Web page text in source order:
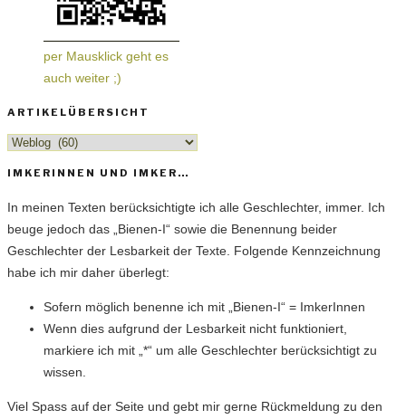
per Mausklick geht es
auch weiter ;)
ARTIKELÜBERSICHT
Artikelübersicht
IMKERINNEN UND IMKER…
In meinen Texten berücksichtigte ich alle Geschlechter, immer. Ich
beuge jedoch das „Bienen-I“ sowie die Benennung beider
Geschlechter der Lesbarkeit der Texte. Folgende Kennzeichnung
habe ich mir daher überlegt:
Sofern möglich benenne ich mit „Bienen-I“ = ImkerInnen
Wenn dies aufgrund der Lesbarkeit nicht funktioniert,
markiere ich mit „*“ um alle Geschlechter berücksichtigt zu
wissen.
Viel Spass auf der Seite und gebt mir gerne Rückmeldung zu den